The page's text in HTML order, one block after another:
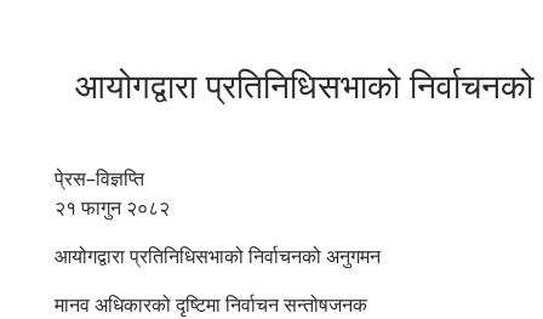
आयोगद्वारा प्रतिनिधिसभाको
पे्रस–विज्ञप्ति
२१ फागुन २०८२
आयोगद्वारा प्रतिनिधिसभाको निर्वाचनको अनुगमन
मानव अधिकारको दृष्टिमा निर्वाचन सन्तोषजनक